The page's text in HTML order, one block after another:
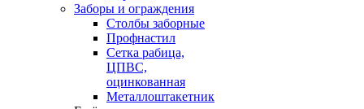
Заборы и ограждения
Столбы заборные
Профнастил
Сетка рабица,
ЦПВС,
оцинкованная
Металлоштакетник